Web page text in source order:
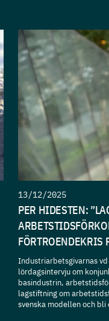
13/12/2025
PER HIDESTEN:
FÖRTROENDEKRIS
Industriarbetsgivarnas
lördagsintervju om
basindustrin,
lagstiftning om
svenska modellen och bli